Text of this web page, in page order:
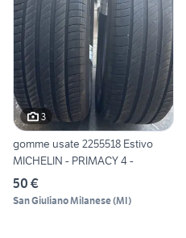
3
gomme usate 2255518 Estivo
MICHELIN - PRIMACY 4 -
50 €
San Giuliano Milanese(MI)